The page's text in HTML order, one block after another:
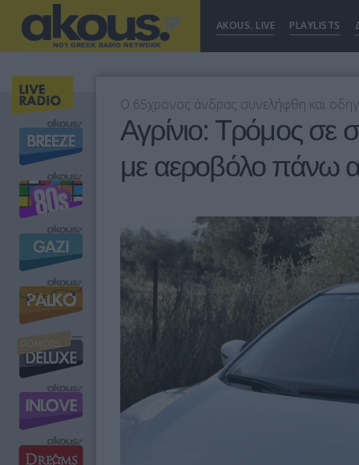
AKOUS. LIVE PLAYLISTS
Ο 65χρονος άνδρας συνελήφθη και
Αγρίνιο: Τρόμος σε
με αεροβόλο πάνω